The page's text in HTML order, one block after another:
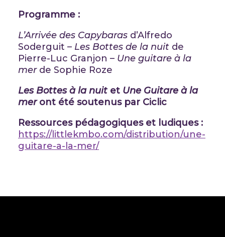
Programme :
L’Arrivée des Capybaras d’Alfredo
Soderguit – Les Bottes de la nuit de
Pierre-Luc Granjon – Une guitare à la
merde Sophie Roze
Les Bottes à la nuit et Une Guitare à la
meront été soutenus par Ciclic
Ressources pédagogiques et ludiques :
https://littlekmbo.com/distribution/une-
guitare-a-la-mer/